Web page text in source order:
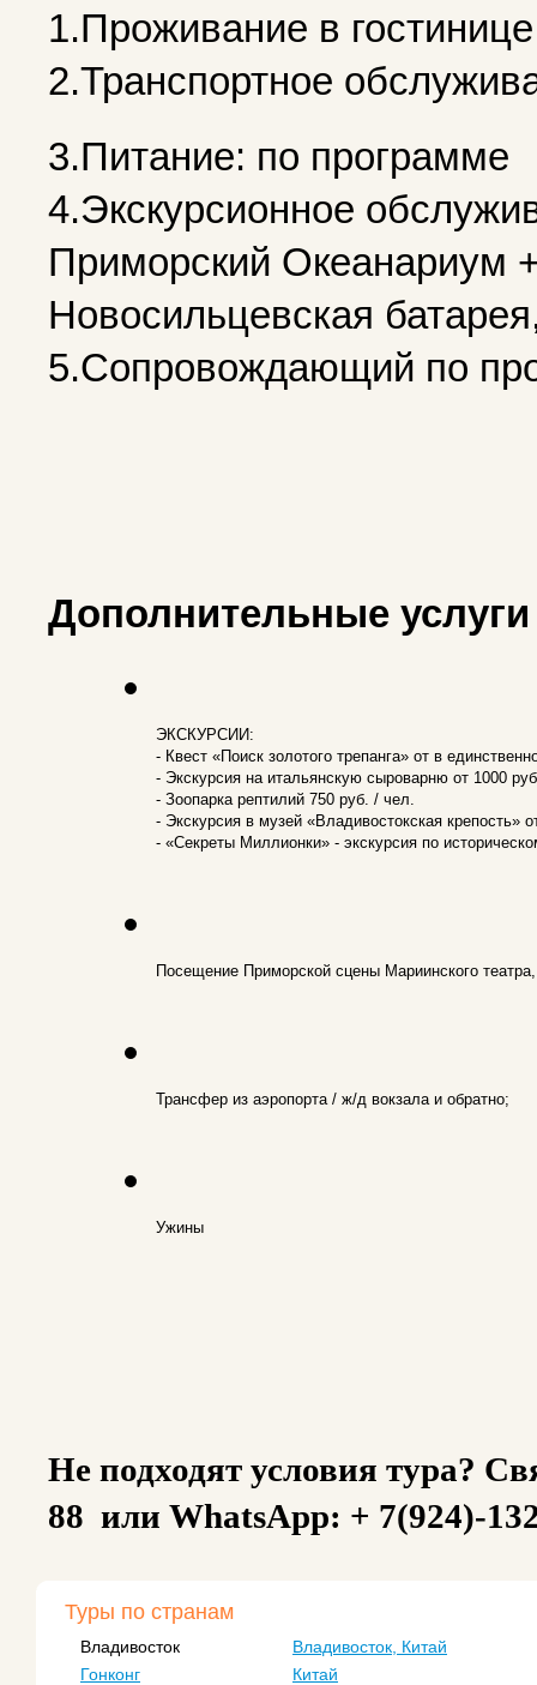
1.Проживание в
2.Транспортное
3.Питание: по программе
4.Экскурсионное
Приморский Океанариум
Новосильцевская
5.Сопровождающий по
Дополнительные
ЭКСКУРСИИ:
- Квест «Поиск золотого трепанга» от в
- Экскурсия на итальянскую сыроварню от 1000
- Зоопарка рептилий 750 руб. / чел.
- Экскурсия в музей «Владивостокская крепость»
- «Секреты Миллионки» - экскурсия по
Посещение Приморской сцены Мариинского
Трансфер из аэропорта / ж/д вокзала и обратно;
Ужины
Не подходят условия тура?
88 или WhatsApp: + 7(924)-
Туры по странам
Владивосток
Владивосток, Китай
Гонконг
Китай